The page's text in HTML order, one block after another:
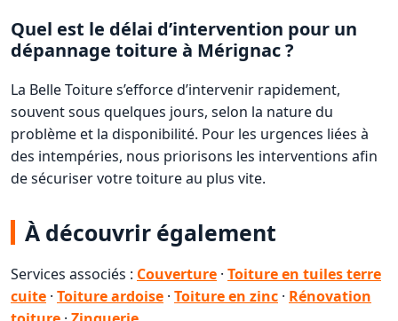
Quel est le délai d’intervention pour un
dépannage toiture à Mérignac ?
La Belle Toiture s’efforce d’intervenir rapidement,
souvent sous quelques jours, selon la nature du
problème et la disponibilité. Pour les urgences liées à
des intempéries, nous priorisons les interventions afin
de sécuriser votre toiture au plus vite.
À découvrir également
Services associés : Couverture · Toiture en tuiles terre
cuite · Toiture ardoise · Toiture en zinc · Rénovation